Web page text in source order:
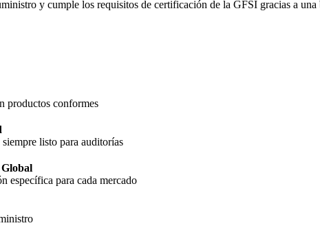
y cumple los requisitos de certificación de la GFSI gracias a
productos conformes
listo para auditorías
específica para cada mercado